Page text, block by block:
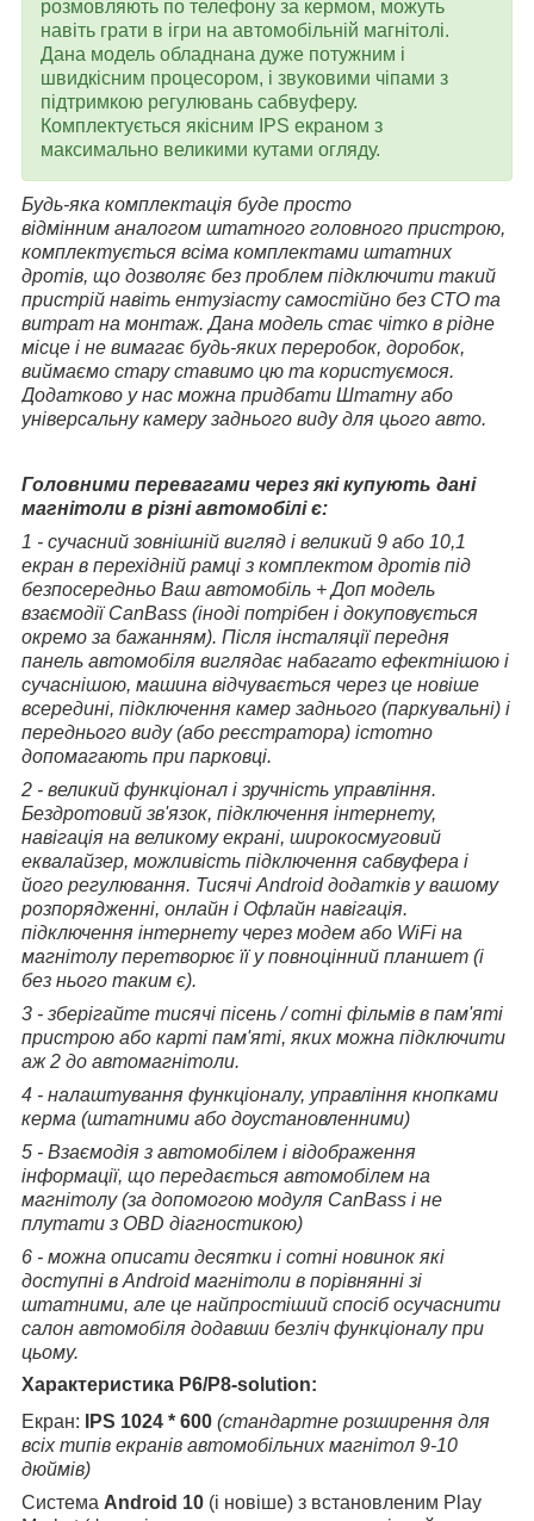
розмовляють по телефону за кермом, можуть
навіть грати в ігри на автомобільній магнітолі.
Дана модель обладнана дуже потужним і
швидкісним процесором, і звуковими чіпами з
підтримкою регулювань сабвуферу.
Комплектується якісним IPS екраном з
максимально великими кутами огляду.
Будь-яка комплектація буде просто
відмінним аналогом штатного головного пристрою,
комплектується всіма комплектами штатних
дротів, що дозволяє без проблем підключити такий
пристрій навіть ентузіасту самостійно без СТО та
витрат на монтаж. Дана модель стає чітко в рідне
місце і не вимагає будь-яких переробок, доробок,
виймаємо стару ставимо цю та користуємося.
Додатково у нас можна придбати Штатну або
універсальну камеру заднього виду для цього авто.
Головними перевагами через які купують дані
магнітоли в різні автомобілі є:
1 - сучасний зовнішній вигляд і великий 9 або 10,1
екран в перехідній рамці з комплектом дротів під
безпосередньо Ваш автомобіль + Доп модель
взаємодії CanBass (іноді потрібен і докуповується
окремо за бажанням). Після інсталяції передня
панель автомобіля виглядає набагато ефектнішою і
сучаснішою, машина відчувається через це новіше
всередині, підключення камер заднього (паркувальні) і
переднього виду (або реєстратора) істотно
допомагають при парковці.
2 - великий функціонал і зручність управління.
Бездротовий зв'язок, підключення інтернету,
навігація на великому екрані, широкосмуговий
еквалайзер, можливість підключення сабвуфера і
його регулювання. Тисячі Android додатків у вашому
розпорядженні, онлайн і Офлайн навігація.
підключення інтернету через модем або WiFi на
магнітолу перетворює її у повноцінний планшет (і
без нього таким є).
3 - зберігайте тисячі пісень / сотні фільмів в пам'яті
пристрою або карті пам'яті, яких можна підключити
аж 2 до автомагнітоли.
4 - налаштування функціоналу, управління кнопками
керма (штатними або доустановленними)
5 - Взаємодія з автомобілем і відображення
інформації, що передається автомобілем на
магнітолу (за допомогою модуля CanBass і не
плутати з OBD діагностикою)
6 - можна описати десятки і сотні новинок які
доступні в Android магнітоли в порівнянні зі
штатними, але це найпростіший спосіб осучаснити
салон автомобіля додавши безліч функціоналу при
цьому.
Характеристика P6/P8-solution:
Екран:
IPS 1024 * 600 (стандартне розширення для
всіх типів екранів автомобільних магнітол 9-10
дюймів)
Система Android 10 (і новіше) з встановленим Play